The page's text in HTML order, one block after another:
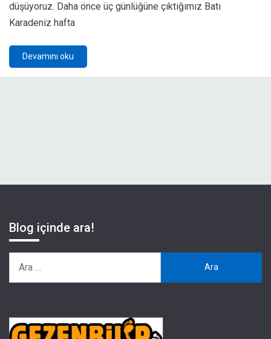
düşüyoruz. Daha önce üç günlüğüne çıktığımız Batı
Karadeniz hafta
Devamını oku
Blog içinde ara!